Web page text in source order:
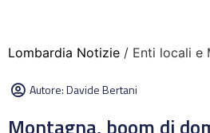
Lombardia Notizie / Enti locali e
Autore:Davide Bertani